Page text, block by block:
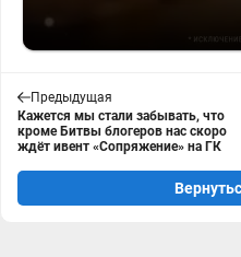
Предыдущая
Кажется мы стали забывать, что
кроме Битвы блогеров нас скоро
ждёт ивент «Сопряжение» на ГК